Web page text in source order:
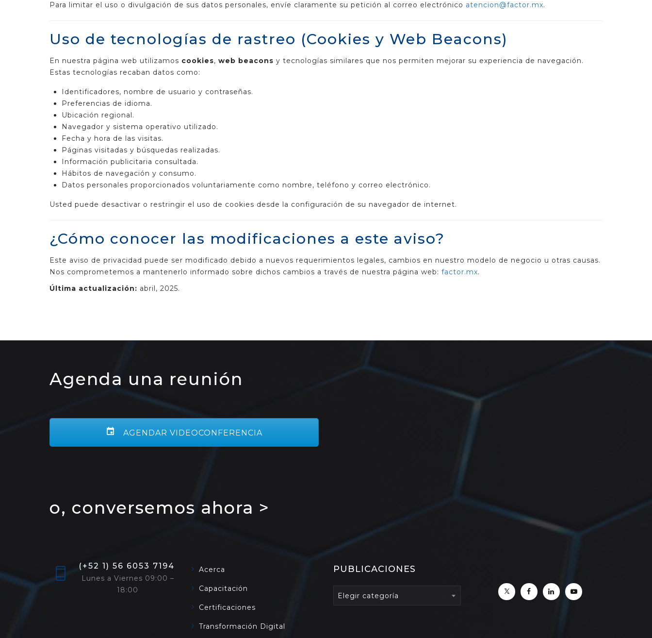
Para limitar el uso o divulgación de sus datos personales, envíe claramente su petición al correo electrónico atencion@factor.mx.
Uso de tecnologías de rastreo (Cookies y Web Beacons)
En nuestra página web utilizamos cookies, web beacons y tecnologías similares que nos permiten mejorar su experiencia de navegación.
Estas tecnologías recaban datos como:
Identificadores, nombre de usuario y contraseñas.
Preferencias de idioma.
Ubicación regional.
Navegador y sistema operativo utilizado.
Fecha y hora de las visitas.
Páginas visitadas y búsquedas realizadas.
Información publicitaria consultada.
Hábitos de navegación y consumo.
Datos personales proporcionados voluntariamente como nombre, teléfono y correo electrónico.
Usted puede desactivar o restringir el uso de cookies desde la configuración de su navegador de internet.
¿Cómo conocer las modificaciones a este aviso?
Este aviso de privacidad puede ser modificado debido a nuevos requerimientos legales, cambios en nuestro modelo de negocio u otras causas.
Nos comprometemos a mantenerlo informado sobre dichos cambios a través de nuestra página web: factor.mx.
Última actualización: abril, 2025.
Agenda una reunión
AGENDAR VIDEOCONFERENCIA
o, conversemos ahora >
(+52 1) 56 6053 7194
Lunes a Viernes 09:00 –
18:00
Acerca
Capacitación
Certificaciones
Transformación Digital
PUBLICACIONES
PUBLICACIONES
Elegir categoría